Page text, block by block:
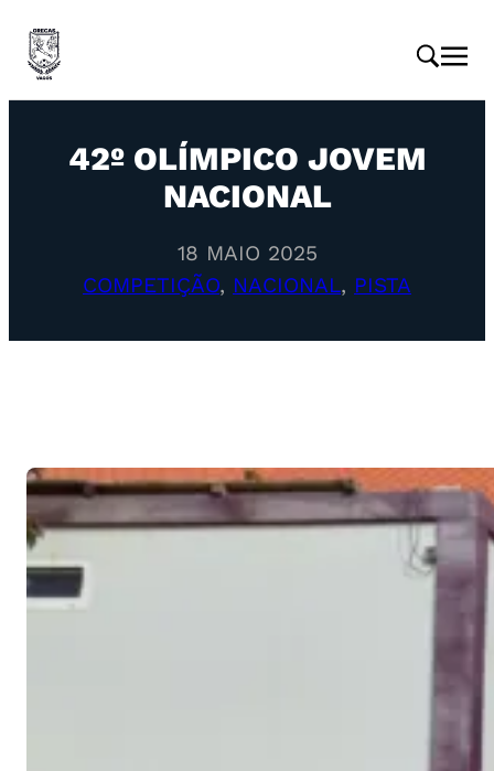
42º OLÍMPICO JOVEM
NACIONAL
18 MAIO 2025
COMPETIÇÃO, NACIONAL, PISTA